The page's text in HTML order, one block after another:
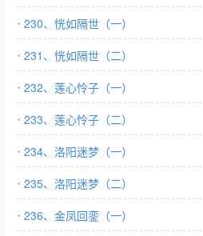
230、恍如隔世（一）
231、恍如隔世（二）
232、莲心怜子（一）
233、莲心怜子（二）
234、洛阳迷梦（一）
235、洛阳迷梦（二）
236、金凤回銮（一）